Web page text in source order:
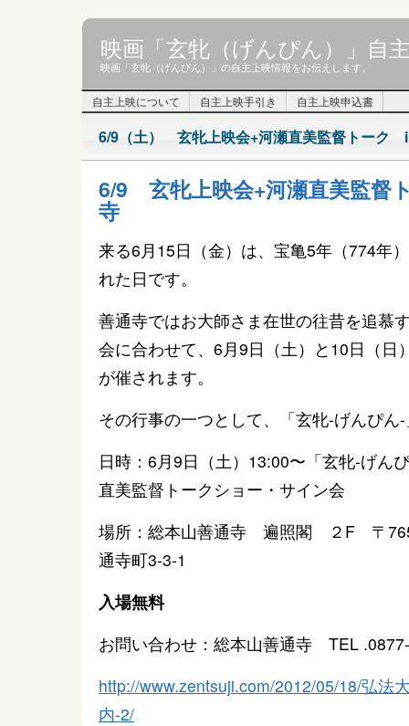
映画「玄牝（げんぴん）」自
映画「玄牝（げんぴん）」の自主上映情報をお伝えします。
自主上映について 自主上映手引き 自主上映申込書
6/9（土） 玄牝上映会+河瀬直美監督トーク
6/9 玄牝上映会+河瀬直美監督
寺
来る6月15日（金）は、宝亀5年（774年
れた日です。
善通寺ではお大師さま在世の往昔を追慕
会に合わせて、6月9日（土）と10日（日
が催されます。
その行事の一つとして、「玄牝-げんぴん
日時：6月9日（土）13:00〜「玄牝-げ
直美監督トークショー・サイン会
場所：総本山善通寺 遍照閣 ２F 〒
通寺町3-3-1
入場無料
お問い合わせ：総本山善通寺 TEL
http://www.zentsuji.com/2012/05/18/弘法
内-2/